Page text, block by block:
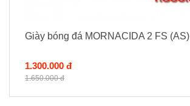
Giày bóng đá MORNACIDA 2 FS (AS)
1.300.000 đ
1.650.000 đ